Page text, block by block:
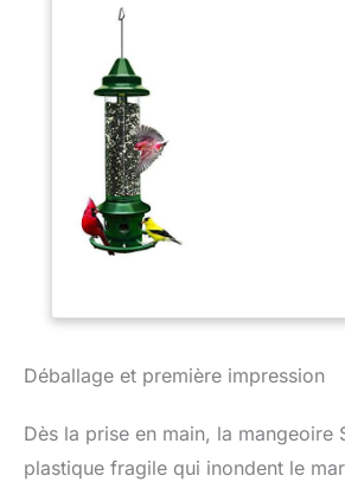
Déballage et première impression
Dès la prise en main, la
plastique fragile qui inondent le